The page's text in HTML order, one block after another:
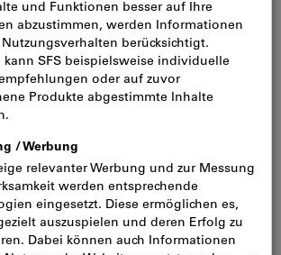
Tiefbauprodukte